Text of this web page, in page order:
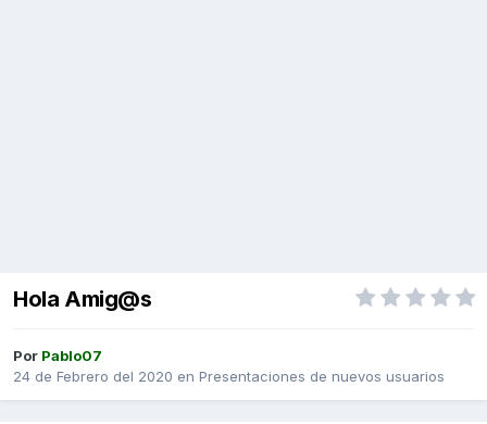
Hola Amig@s
Por Pablo07
24 de Febrero del 2020 en Presentaciones de nuevos usuarios